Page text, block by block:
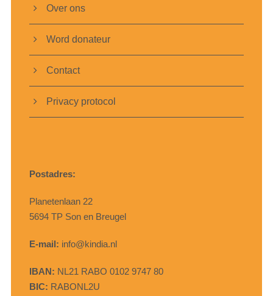
Over ons
Word donateur
Contact
Privacy protocol
Postadres:
Planetenlaan 22
5694 TP Son en Breugel
E-mail: info@kindia.nl
IBAN: NL21 RABO 0102 9747 80
BIC: RABONL2U